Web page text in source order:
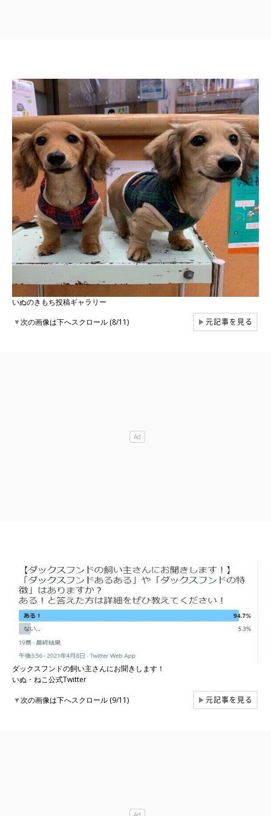
いぬのきもち投稿ギャラリー
▼次の画像は下へスクロール (8/11) ▶元記事を見る
ダックスフンドの飼い主さんにお聞きします！
いぬ・ねこ公式Twitter
▼次の画像は下へスクロール (9/11) ▶元記事を見る